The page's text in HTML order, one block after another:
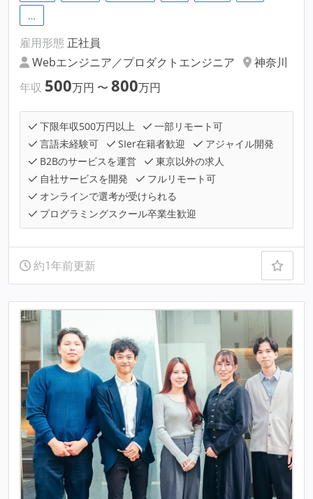
…
雇用形態 正社員
Webエンジニア／プロダクトエンジニア
神奈川
年収 500万円 〜 800万円
下限年収500万円以上
一部リモート可
言語未経験可
SIer在籍者歓迎
アジャイル開発
B2Bのサービスを運営
東京以外の求人
自社サービスを開発
フルリモート可
オンラインで選考が受けられる
プログラミングスクール卒業生歓迎
約1年前更新